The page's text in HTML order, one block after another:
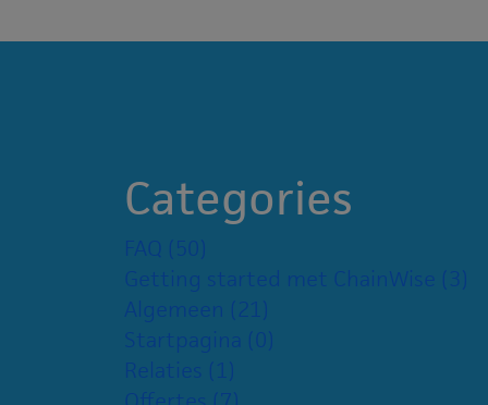
Categories
FAQ (50)
Getting started met ChainWise (3)
Algemeen (21)
Startpagina (0)
Relaties (1)